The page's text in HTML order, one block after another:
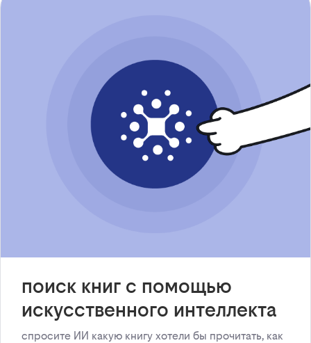
поиск книг с помощью
искусственного интеллекта
спросите ИИ какую книгу хотели бы прочитать, как